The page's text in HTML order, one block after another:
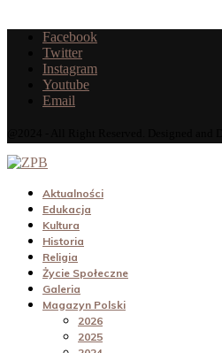
Facebook
Twitter
Instagram
Youtube
Email
Aktualności
Edukacja
Kultura
Historia
Religia
Życie Społeczne
Galeria
Magazyn Polski
2026
2025